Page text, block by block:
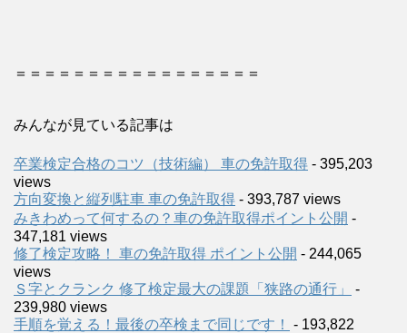
＝＝＝＝＝＝＝＝＝＝＝＝＝＝＝＝＝
みんなが見ている記事は
卒業検定合格のコツ（技術編） 車の免許取得 - 395,203
views
方向変換と縦列駐車 車の免許取得 - 393,787 views
みきわめって何するの？車の免許取得ポイント公開 -
347,181 views
修了検定攻略！ 車の免許取得 ポイント公開 - 244,065
views
Ｓ字とクランク 修了検定最大の課題「狭路の通行」
-
239,980 views
手順を覚える！最後の卒検まで同じです！
- 193,822